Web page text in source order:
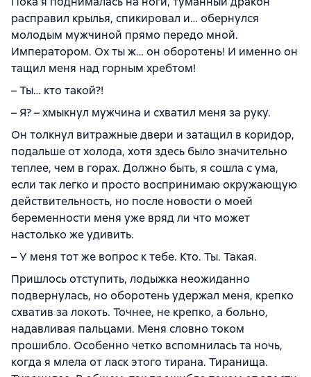
расправил крылья, спикировал и… обернулся
молодым мужчиной прямо передо мной.
Императором. Ох ты ж… он оборотень! И именно он
тащил меня над горным хребтом!
– Ты… кто такой?!
– Я? – хмыкнул мужчина и схватил меня за руку.
Он толкнул витражные двери и затащил в коридор,
подальше от холода, хотя здесь было значительно
теплее, чем в горах. Должно быть, я сошла с ума,
если так легко и просто воспринимаю окружающую
действительность, но после новости о моей
беременности меня уже вряд ли что может
настолько же удивить.
– У меня тот же вопрос к тебе. Кто. Ты. Такая.
Пришлось отступить, лодыжка неожиданно
подвернулась, но оборотень удержал меня, крепко
схватив за локоть. Точнее, не крепко, а больно,
надавливая пальцами. Меня словно током
прошибло. Особенно четко вспомнилась та ночь,
когда я млела от ласк этого тирана. Тиранища.